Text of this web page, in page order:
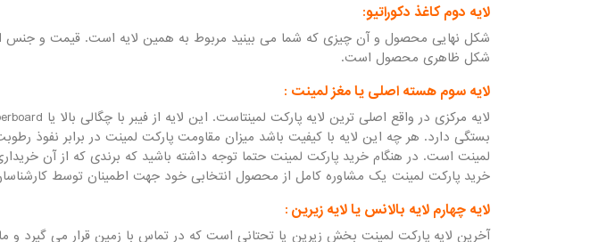
لایه دوم کاغذ دکوراتیو:
شکل نهایی محصول و آن چیزی که شما می بینید مربوط به همین لایه است. قیمت و جنس
شکل ظاهری محصول است.
لایه سوم هسته اصلی یا مغز لمینت :
بستگی دارد. هر چه این لایه با کیفیت باشد میزان مقاومت پارکت لمینت در برابر نفوذ
لمینت است. در هنگام خرید پارکت لمینت حتما توجه داشته باشید که برندی که از آن
خرید پارکت لمینت یک مشاوره کامل از محصول انتخابی خود جهت اطمینان توسط
لایه چهارم لایه بالانس یا لایه زیرین :
آخرین لایه پارکت لمینت بخش زیرین یا تحتانی است که در تماس با زمین قرار می گیرد